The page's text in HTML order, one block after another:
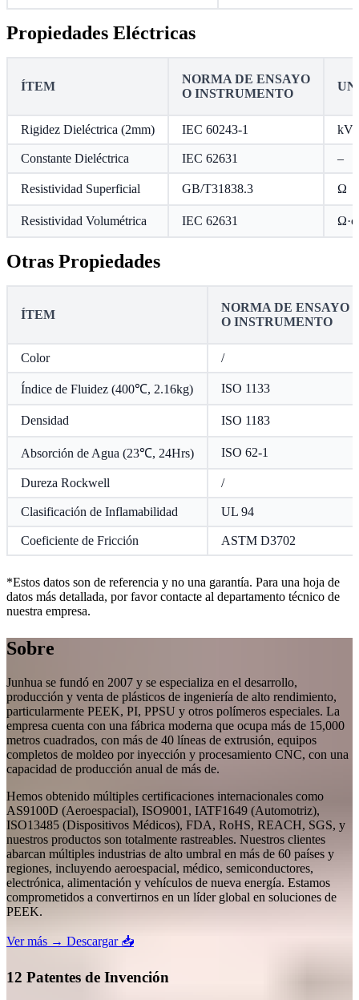
Propiedades Eléctricas
ÍTEM
NORMA DE ENSAYO
O INSTRUMENTO
Rigidez Dieléctrica (2mm) IEC 60243-1 kV/
Constante Dieléctrica IEC 62631 –
Resistividad Superficial GB/T31838.3 Ω
Resistividad Volumétrica IEC 62631
Otras Propiedades
ÍTEM
NORMA DE ENSAYO
O INSTRUMENTO
Color /
Índice de Fluidez (400℃, 2.16kg) ISO 1133
Densidad ISO 1183
Absorción de Agua (23℃, 24Hrs) ISO 62-1
Dureza Rockwell /
Clasificación de Inflamabilidad UL 94
Coeficiente de Fricción ASTM D3702
*Estos datos son de referencia y no una garantía. Para una hoja de
datos más detallada, por favor contacte al departamento técnico de
nuestra empresa.
Sobre
Junhua se fundó en 2007 y se especializa en el desarrollo,
producción y venta de plásticos de ingeniería de alto rendimiento,
particularmente PEEK, PI, PPSU y otros polímeros especiales. La
empresa cuenta con una fábrica moderna que ocupa más de 15,000
metros cuadrados, con más de 40 líneas de extrusión, equipos
completos de moldeo por inyección y procesamiento CNC, con una
capacidad de producción anual de más de.
Hemos obtenido múltiples certificaciones internacionales como
AS9100D (Aeroespacial), ISO9001, IATF1649 (Automotriz),
ISO13485 (Dispositivos Médicos), FDA, RoHS, REACH, SGS, y
nuestros productos son totalmente rastreables. Nuestros clientes
abarcan múltiples industrias de alto umbral en más de 60 países y
regiones, incluyendo aeroespacial, médico, semiconductores,
electrónica, alimentación y vehículos de nueva energía. Estamos
comprometidos a convertirnos en un líder global en soluciones de
PEEK.
Ver más → Descargar 📥
12 Patentes de Invención